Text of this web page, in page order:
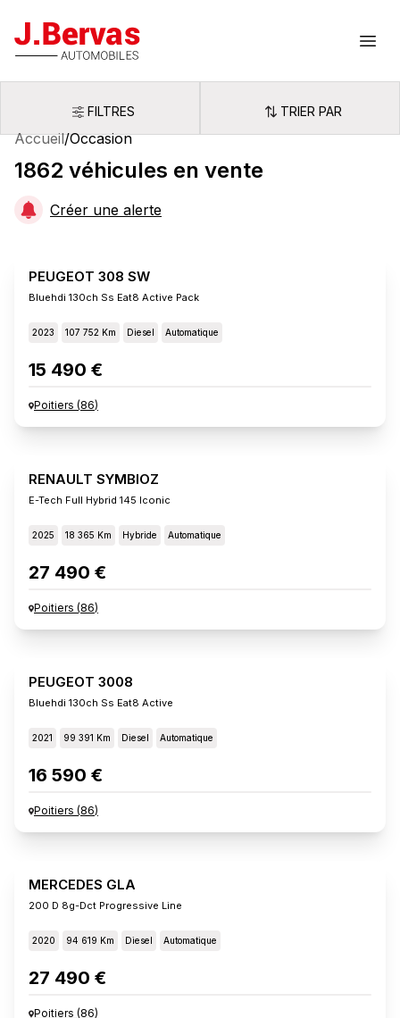
J.Bervas
Filtres
FILTRES Trier par
TRIER PAR
Accueil/Occasion
1862 véhicules en vente
Créer une alerte
PEUGEOT 308 SW
Bluehdi 130ch Ss Eat8 Active Pack
2023 107 752 Km Diesel Automatique
15 490 €
Poitiers (86)
RENAULT SYMBIOZ
E-Tech Full Hybrid 145 Iconic
2025 18 365 Km Hybride Automatique
27 490 €
Poitiers (86)
PEUGEOT 3008
Bluehdi 130ch Ss Eat8 Active
2021 99 391 Km Diesel Automatique
16 590 €
Poitiers (86)
MERCEDES GLA
200 D 8g-Dct Progressive Line
2020 94 619 Km Diesel Automatique
27 490 €
Poitiers (86)